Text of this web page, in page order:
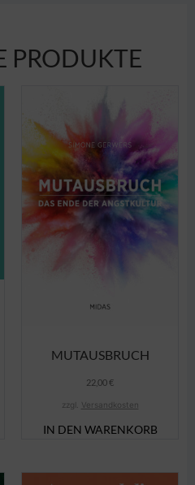
PRODUKTE
MUTAUSBRUCH
22,00€
zzgl. Versandkosten
IN DEN WARENKORB